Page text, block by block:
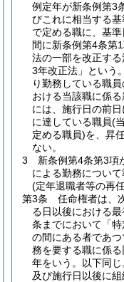
例定年が新条例第3
びこれに相当する
で定める職に、基
間に新条例第4条第
法の一部を改正する
3年改正法」という
り勤務している職
おける当該職に係
には、施行日の前
に達している職員(
定める職員)を、昇
ない。
3
新条例第4条第3項
による勤務について
(定年退職者等の再
第3条
任命権者は、
る日以後における
条までにおいて「
の間にある者であ
務を要する職に係
年をいう。以下同じ
及び施行日以後に